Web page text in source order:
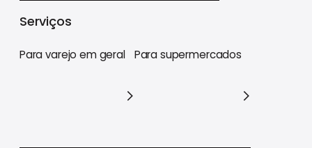
Serviços
Para varejo em geral Para supermercados